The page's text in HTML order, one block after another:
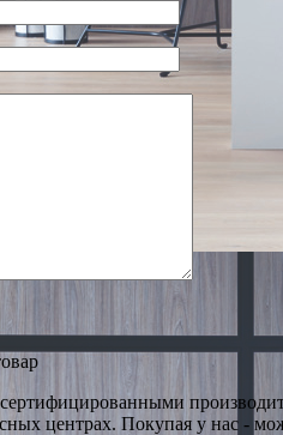
центрах. Покупая у нас -